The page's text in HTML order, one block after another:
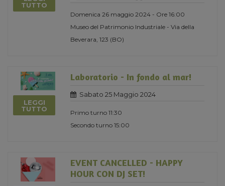
TUTTO
Domenica 26 maggio 2024 - Ore 16:00
Museo del Patrimonio Industriale - Via della
Beverara, 123 (BO)
LEGGI
TUTTO
Laboratorio - In fondo al mar!
Sabato 25 Maggio 2024
Primo turno 11:30
Secondo turno 15:00
EVENT CANCELLED - HAPPY
HOUR CON DJ SET!